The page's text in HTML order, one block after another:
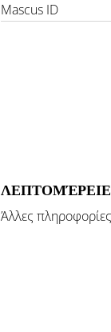
Mascus ID
Άλλες πληροφορίες